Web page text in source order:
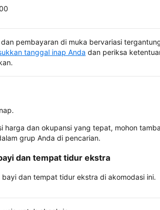
pembayaran di muka bervariasi
tanggal inap Anda dan periksa
harga dan okupansi yang tepat, mohon
grup Anda di pencarian.
dan tempat tidur ekstra
dan tempat tidur ekstra di akomodasi ini.